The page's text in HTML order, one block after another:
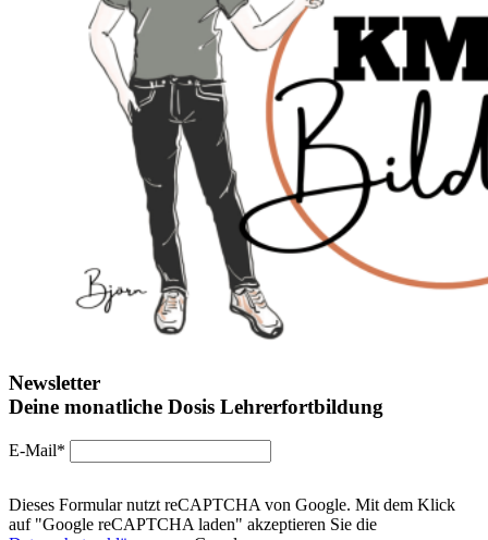
Newsletter
Deine monatliche Dosis Lehrerfortbildung
E-Mail*
Dieses Formular nutzt reCAPTCHA von Google. Mit dem Klick
auf "Google reCAPTCHA laden" akzeptieren Sie die